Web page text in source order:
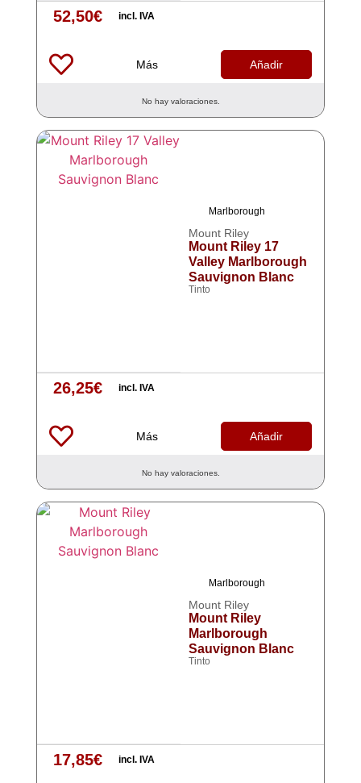
52,50€ incl. IVA
Más Añadir
No hay valoraciones.
Marlborough
Mount Riley
Mount Riley 17
Valley Marlborough
Sauvignon Blanc
Tinto
26,25€ incl. IVA
Más Añadir
No hay valoraciones.
Marlborough
Mount Riley
Mount Riley
Marlborough
Sauvignon Blanc
Tinto
17,85€ incl. IVA